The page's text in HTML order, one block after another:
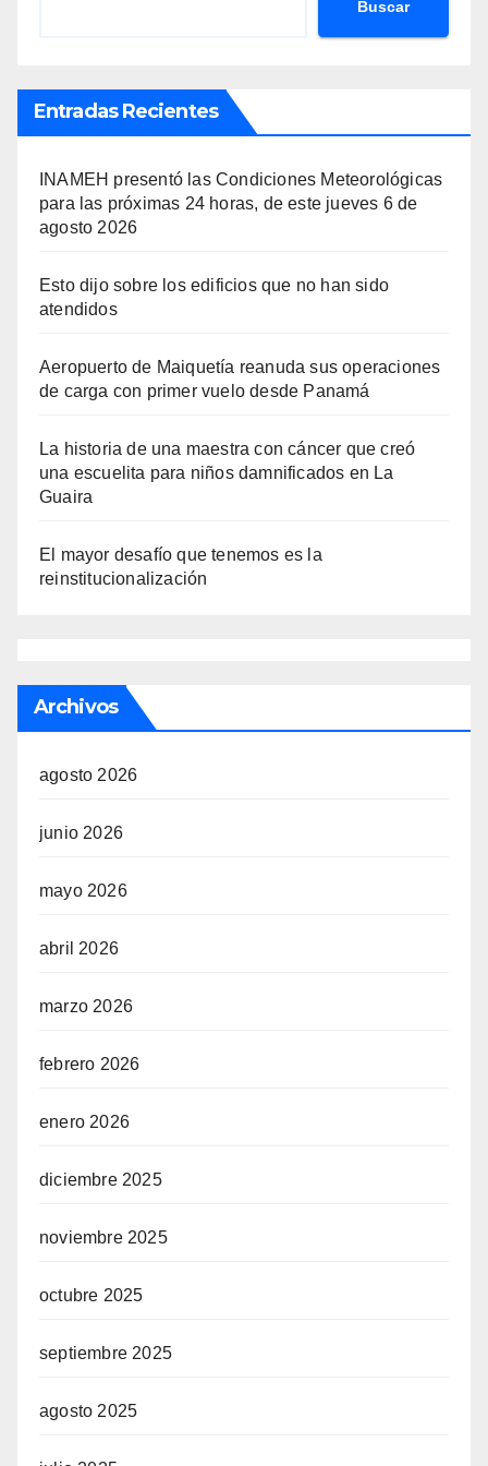
Buscar
Entradas Recientes
INAMEH presentó las Condiciones Meteorológicas
para las próximas 24 horas, de este jueves 6 de
agosto 2026
Esto dijo sobre los edificios que no han sido
atendidos
Aeropuerto de Maiquetía reanuda sus operaciones
de carga con primer vuelo desde Panamá
La historia de una maestra con cáncer que creó
una escuelita para niños damnificados en La
Guaira
El mayor desafío que tenemos es la
reinstitucionalización
Archivos
agosto 2026
junio 2026
mayo 2026
abril 2026
marzo 2026
febrero 2026
enero 2026
diciembre 2025
noviembre 2025
octubre 2025
septiembre 2025
agosto 2025